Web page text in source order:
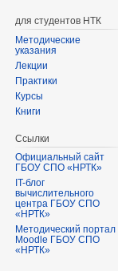
для студентов НТК
Методические
указания
Лекции
Практики
Курсы
Книги
Ссылки
Официальный сайт
ГБОУ СПО «НРТК»
IT-блог
вычислительного
центра ГБОУ СПО
«НРТК»
Методический портал
Moodle ГБОУ СПО
«НРТК»